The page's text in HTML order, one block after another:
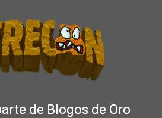
de Blogos de Oro